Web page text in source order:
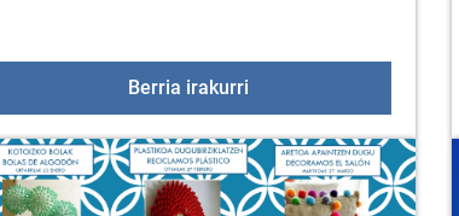
zugandik hurbil
Berria irakurriSologanako kafetegi-